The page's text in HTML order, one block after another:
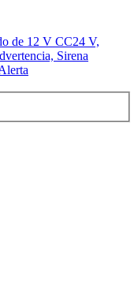
de 12 V CC24 V,
Sirena